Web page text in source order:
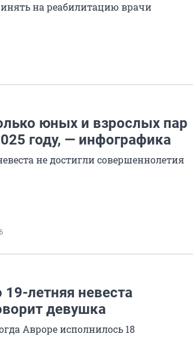
на реабилитацию врачи
юных и взрослых пар
году, — инфографика
не достигли совершеннолетия
19-летняя невеста
девушка
Авроре исполнилось 18